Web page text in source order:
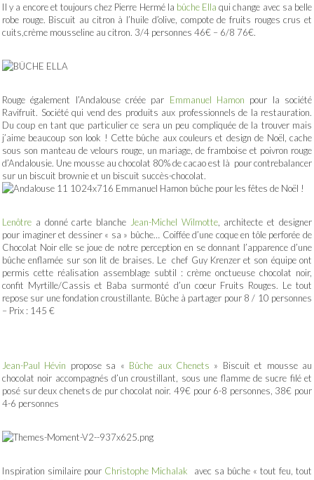
Il y a encore et toujours chez Pierre Hermé la bûche Ella qui change avec sa belle
robe rouge. Biscuit au citron à l’huile d’olive, compote de fruits rouges crus et
cuits,crème mousseline au citron. 3/4 personnes 46€ – 6/8 76€.
Rouge également l’Andalouse créée par Emmanuel Hamon pour la société
Ravifruit. Société qui vend des produits aux professionnels de la restauration.
Du coup en tant que particulier ce sera un peu compliquée de la trouver mais
j’aime beaucoup son look ! Cette bûche aux couleurs et design de Noël, cache
sous son manteau de velours rouge, un mariage, de framboise et poivron rouge
d’Andalousie. Une mousse au chocolat 80% de cacao est là pour contrebalancer
sur un biscuit brownie et un biscuit succès-chocolat.
Lenôtre a donné carte blanche Jean-Michel Wilmotte, architecte et designer
pour imaginer et dessiner « sa » bûche… Coiffée d’une coque en tôle perforée de
Chocolat Noir elle se joue de notre perception en se donnant l’apparence d’une
bûche enflamée sur son lit de braises. Le chef Guy Krenzer et son équipe ont
permis cette réalisation assemblage subtil : crème onctueuse chocolat noir,
confit Myrtille/Cassis et Baba surmonté d’un coeur Fruits Rouges. Le tout
repose sur une fondation croustillante. Bûche à partager pour 8 / 10 personnes
– Prix : 145 €
Jean-Paul Hévin propose sa « Bûche aux Chenets » Biscuit et mousse au
chocolat noir accompagnés d’un croustillant, sous une flamme de sucre filé et
posé sur deux chenets de pur chocolat noir. 49€ pour 6-8 personnes, 38€ pour
4-6 personnes
Inspiration similaire pour Christophe Michalak avec sa bûche « tout feu, tout